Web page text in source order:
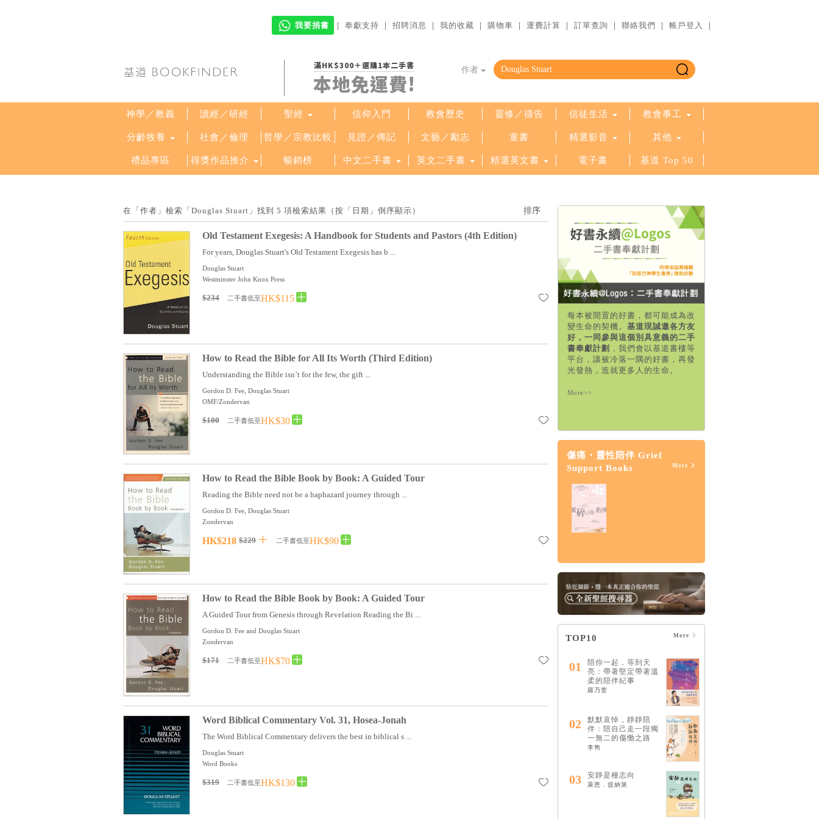
我要捐書 ｜ 奉獻支持 ｜ 招聘消息 ｜ 我的收藏 ｜ 購物車 ｜ 運費計算 ｜ 訂單查詢 ｜ 聯絡我們 ｜ 帳戶登入 ｜
滿HK$300＋選購1本二手書
本地免運費!
作者
神學／教義 讀經／研經 聖經 信仰入門 教會歷史 靈修／禱告 信徒生活 教會事工
分齡牧養 社會／倫理 哲學／宗教比較 見證／傳記 文藝／勵志 童書 精選影音 其他
禮品專區 得獎作品推介 暢銷榜 中文二手書 英文二手書 精選英文書 電子書 基道 Top 50
在「作者」檢索「Douglas Stuart」找到 5 項檢索結果（按「日期」倒序顯示）
Old Testament Exegesis: A Handbook for Students and Pastors (4th Edition)
For years, Douglas Stuart's Old Testament Exegesis has b ...
Douglas Stuart
Westminster John Knox Press
$234 二手書低至HK$115
How to Read the Bible for All Its Worth (Third Edition)
Understanding the Bible isn’t for the few, the gift ...
Gordon D. Fee, Douglas Stuart
OMF/Zondervan
$100 二手書低至HK$30
How to Read the Bible Book by Book: A Guided Tour
Reading the Bible need not be a haphazard journey through ...
Gordon D. Fee, Douglas Stuart
Zondervan
HK$218 $229 二手書低至HK$90
How to Read the Bible Book by Book: A Guided Tour
A Guided Tour from Genesis through Revelation Reading the Bi ...
Gordon D. Fee and Douglas Stuart
Zondervan
$171 二手書低至HK$70
Word Biblical Commentary Vol. 31, Hosea-Jonah
The Word Biblical Commentary delivers the best in biblical s ...
Douglas Stuart
Word Books
$319 二手書低至HK$130
每本被閒置的好書，都可能成為改
變生命的契機。 基道現誠邀各方友
好，一同參與這個別具意義的二手
書奉獻計劃 ，我們會以基道書樓等
平台，讓被冷落一隅的好書，再發
光發熱，造就更多人的生命。
More>>
傷痛・靈性陪伴 Grief
Support Books
More
往救贖唯一的道路
HK$124 $130
TOP10 More
01
陪你一起，等到天
亮：帶著堅定帶著溫
柔的陪伴紀事
羅乃萱
02
默默哀悼，靜靜陪
伴：陪自己走一段獨
一無二的傷慟之路
李雋
03 安靜是種志向
萊恩．提納第